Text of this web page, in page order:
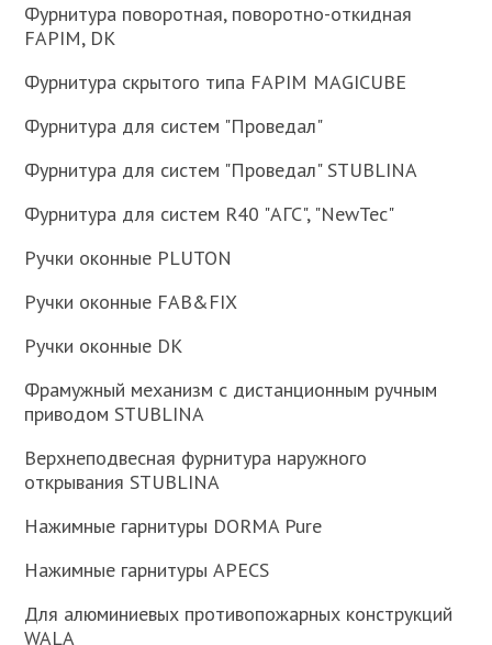
Фурнитура поворотная, поворотно-откидная
FAPIM, DK
Фурнитура скрытого типа FAPIM MAGICUBE
Фурнитура для систем "Проведал"
Фурнитура для систем "Проведал" STUBLINA
Фурнитура для систем R40 "АГС", "NewTec"
Ручки оконные PLUTON
Ручки оконные FAB&FIX
Ручки оконные DK
Фрамужный механизм с дистанционным ручным
приводом STUBLINA
Верхнеподвесная фурнитура наружного
открывания STUBLINA
Нажимные гарнитуры DORMA Pure
Нажимные гарнитуры APECS
Для алюминиевых противопожарных конструкций
WALA